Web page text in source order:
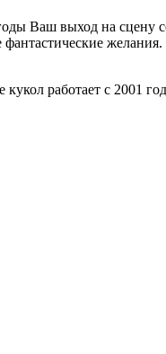
Ваш выход на сцену
желания.
работает с 2001